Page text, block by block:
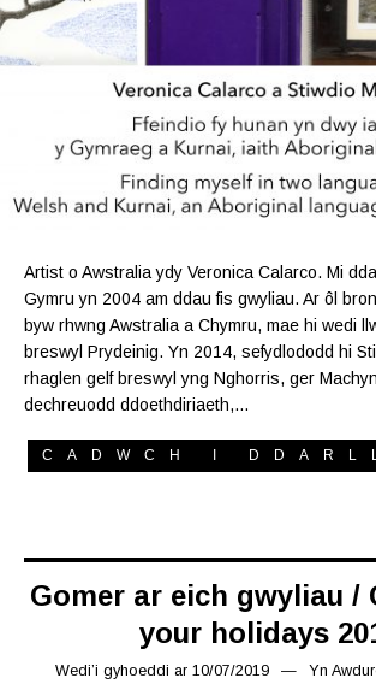
Artist o Awstralia ydy Veronica Calarco. Mi
Gymru yn 2004 am ddau fis gwyliau. Ar ôl
byw rhwng Awstralia a Chymru, mae hi wedi
breswyl Prydeinig. Yn 2014, sefydlododd hi
rhaglen gelf breswyl yng Nghorris, ger
dechreuodd ddoethdiriaeth,…
CADWCH I
Gomer ar eich gwyliau /
your holidays
Wedi’i gyhoeddi ar 10/07/2019 16/07/2019
Yn